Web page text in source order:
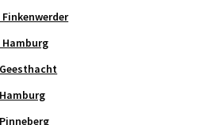
Finkenwerder
Hamburg
Geesthacht